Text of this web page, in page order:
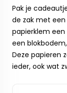
Pak je
de zak met
papierklem
een
Deze papieren
ieder, ook wat